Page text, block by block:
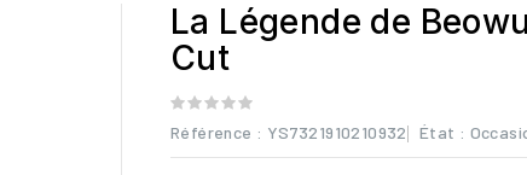
La Légende de
Cut
Référence : YS7321910210932 État :